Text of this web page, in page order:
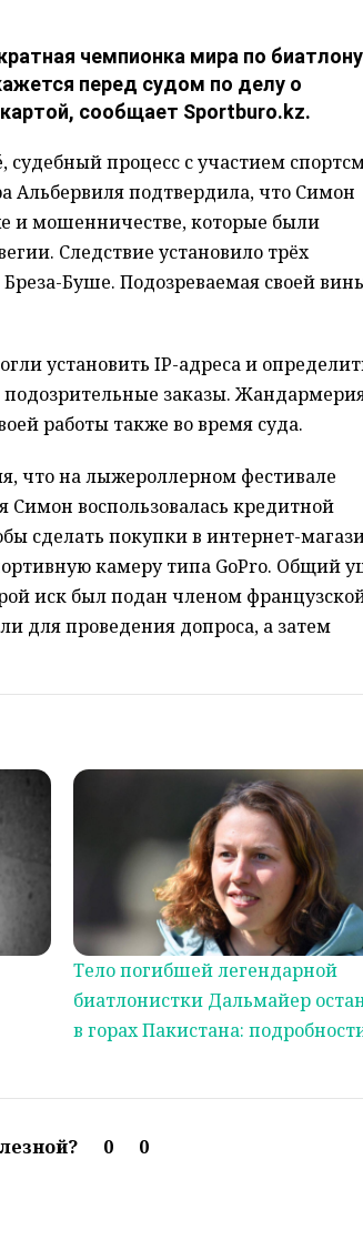
чемпионка мира по биатлону
перед судом по делу о
сообщает Sportburo.kz.
судебный процесс с участием
Альбервиля подтвердила, что Симон
и мошенничестве, которые были
Следствие установило трёх
Буше. Подозреваемая своей
установить IP-адреса и
подозрительные заказы.
работы также во время суда.
что на лыжероллерном фестивале
воспользовалась кредитной
сделать покупки в интернет-
камеру типа GoPro. Общий
иск был подан членом
для проведения допроса, а затем
Тело погибшей легендарной
биатлонистки Дальмайер
в горах Пакистана:
0 0